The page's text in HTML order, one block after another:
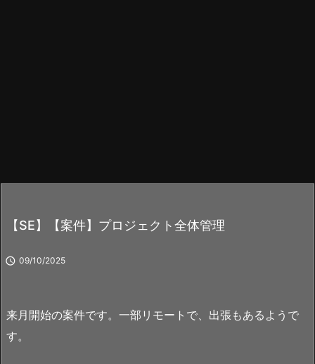
【SE】【案件】プロジェクト全体管理
 09/10/2025
来月開始の案件です。一部リモートで、出張もあるようで
す。